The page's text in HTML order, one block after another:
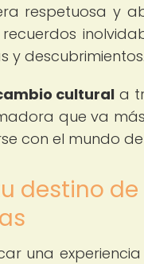
respetuosa y
y descubrimientos.
cultural a
que va
con el mundo
destino
una